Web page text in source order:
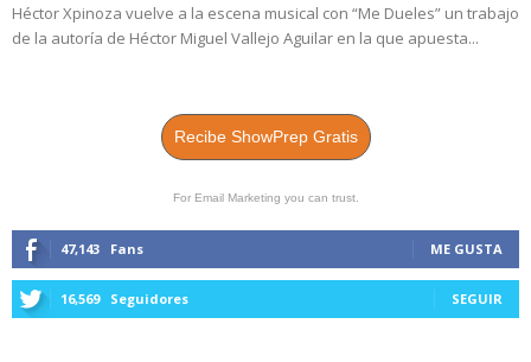
Héctor Xpinoza vuelve a la escena musical con “Me Dueles” un trabajo
de la autoría de Héctor Miguel Vallejo Aguilar en la que apuesta...
Recibe ShowPrep Gratis
For Email Marketing you can trust.
47,143 Fans ME GUSTA
16,569 Seguidores SEGUIR